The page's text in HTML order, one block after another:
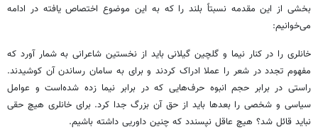
بخشی از این مقدمه نسبتاً بلند را که به این موضوع اختصاص یافته در ادامه
می‌خوانیم:
خانلری را در کنار نیما و گلچین گیلانی باید از نخستین شاعرانی به شمار آورد که
مفهوم تجدد در شعر را عملا ادراک کردند و برای به سامان رساندن آن کوشیدند.
راستی در برابر حجم انبوه حرف‌هایی که در برابر نیما زده شده‌است و عوامل
سیاسی و شخصی را بعدها باید از حق آن بزرگ جدا کرد. برای خانلری هیچ حقی
نباید قائل شد؟ هیچ عاقل نپسندد که چنین داوریی داشته باشیم.